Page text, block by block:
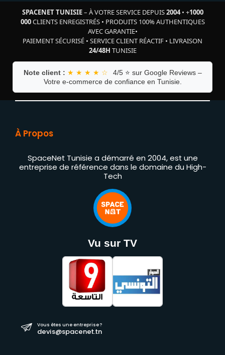
SPACENET TUNISIE– À VOTRE SERVICE DEPUIS2004• +1000
000CLIENTS ENREGISTRÉS• PRODUITS 100% AUTHENTIQUES
AVEC GARANTIE•
PAIEMENT SÉCURISÉ • SERVICE CLIENT RÉACTIF • LIVRAISON
24/48H TUNISIE
Note client : ★ ★ ★ ★ ☆
4/5 ⭐ sur Google Reviews –
Votre e-commerce de confiance en Tunisie.
À Propos
SpaceNet Tunisie a démarré en 2004, est une
entreprise de référence dans le domaine du High-
Tech
Vu sur TV
Vous êtes une entreprise ?
devis@spacenet.tn